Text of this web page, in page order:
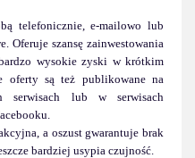
telefonicznie, e-mailowo lub
Oferuje szansę zainwestowania
wysokie zyski w krótkim
oferty są też publikowane na
serwisach lub w serwisach
a oszust gwarantuje brak
bardziej usypia czujność.